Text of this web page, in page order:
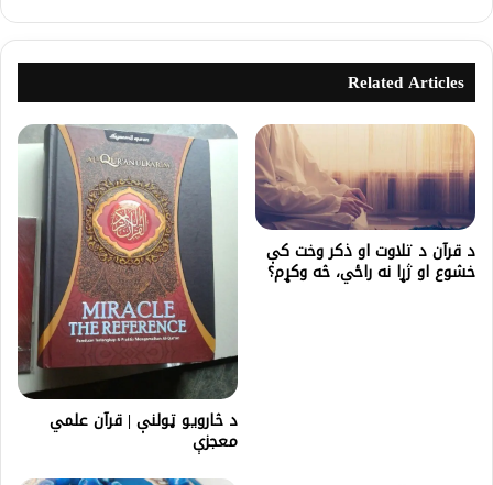
Related Articles
د قرآن د تلاوت او ذکر وخت کې
خشوع او ژړا نه راځي، څه وکړم؟
د څارویو ټولنې | قرآن علمي
معجزې